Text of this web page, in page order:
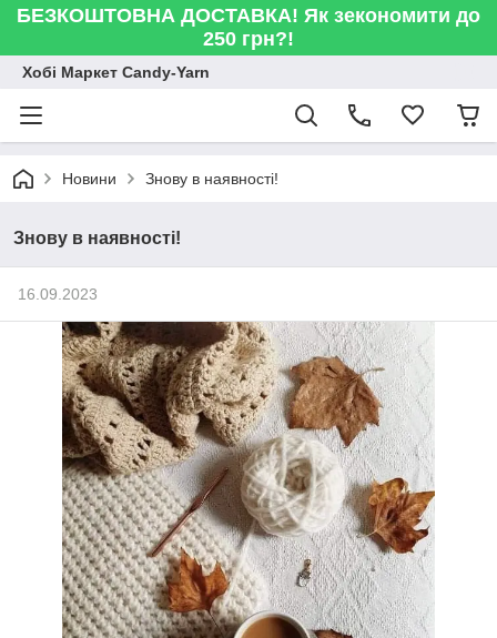
БЕЗКОШТОВНА ДОСТАВКА! Як зекономити до
250 грн?!
Хобі Маркет Candy-Yarn
Новини Знову в наявності!
Знову в наявності!
16.09.2023